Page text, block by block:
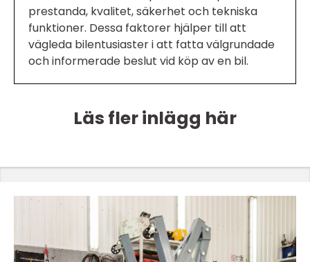
prestanda, kvalitet, säkerhet och tekniska
funktioner. Dessa faktorer hjälper till att
vägleda bilentusiaster i att fatta välgrundade
och informerade beslut vid köp av en bil.
Läs fler inlägg här